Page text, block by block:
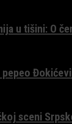
u tišini: O
sceni